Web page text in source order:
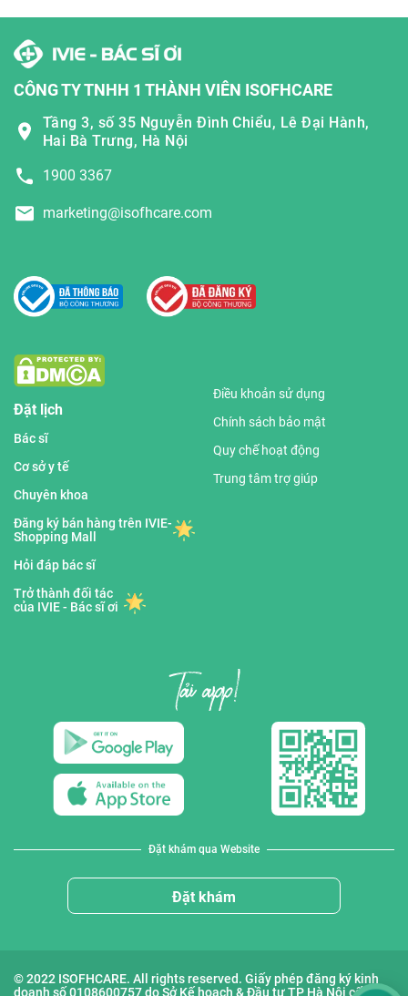
CÔNG TY TNHH 1 THÀNH VIÊN ISOFHCARE
Tầng 3, số 35 Nguyễn Đình Chiểu, Lê Đại Hành,
Hai Bà Trưng, Hà Nội
1900 3367
marketing@isofhcare.com
Đặt lịch
Bác sĩ
Cơ sở y tế
Chuyên khoa
Đăng ký bán hàng trên IVIE-
Shopping Mall
Hỏi đáp bác sĩ
Trở thành đối tác
của IVIE - Bác sĩ ơi
Điều khoản sử dụng
Chính sách bảo mật
Quy chế hoạt động
Trung tâm trợ giúp
Đặt khám qua Website
Đặt khám
© 2022 ISOFHCARE. All rights reserved. Giấy phép đăng ký kinh
doanh số 0108600757 do Sở Kế hoạch & Đầu tư TP Hà Nội cấp lần